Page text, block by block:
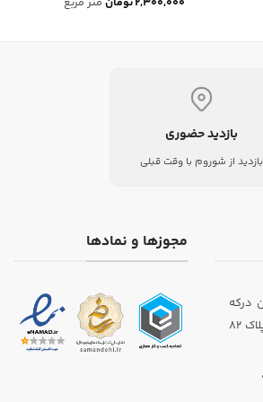
بازدید حضوری
بازدید از شوروم با وقت قبلی
درکه
(داوودیان) - جنب برج دوقلوی کوروش - پلاک 82
مجوزها و نمادها